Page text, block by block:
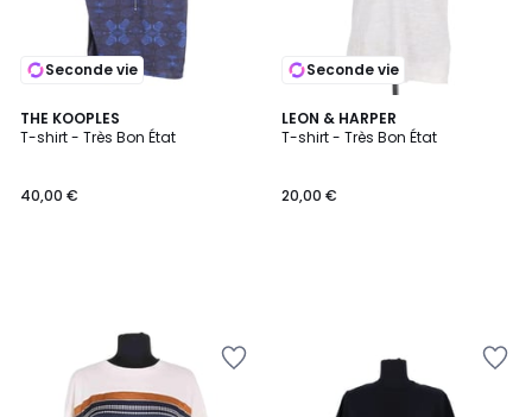
Seconde vie
THE KOOPLES
T-shirt - Très Bon État
40,00 €
Seconde vie
LEON & HARPER
T-shirt - Très Bon État
20,00 €